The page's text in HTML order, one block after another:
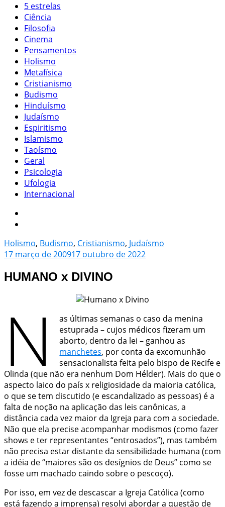
5 estrelas
Ciência
Filosofia
Cinema
Pensamentos
Holismo
Metafísica
Cristianismo
Budismo
Hinduísmo
Judaísmo
Espiritismo
Islamismo
Taoísmo
Geral
Psicologia
Ufologia
Internacional
Holismo, Budismo, Cristianismo, Judaísmo
17 março de 200917 outubro de 2022
HUMANO x DIVINO
N
as últimas semanas o caso da menina
estuprada – cujos médicos fizeram um
aborto, dentro da lei – ganhou as
manchetes, por conta da excomunhão
sensacionalista feita pelo bispo de Recife e
Olinda (que não era nenhum Dom Hélder). Mais do que o
aspecto laico do país x religiosidade da maioria católica,
o que se tem discutido (e escandalizado as pessoas) é a
falta de noção na aplicação das leis canônicas, a
distância cada vez maior da Igreja para com a sociedade.
Não que ela precise acompanhar modismos (como fazer
shows e ter representantes “entrosados”), mas também
não precisa estar distante da sensibilidade humana (com
a idéia de “maiores são os desígnios de Deus” como se
fosse um machado caindo sobre o pescoço).
Por isso, em vez de descascar a Igreja Católica (como
está fazendo a imprensa) resolvi abordar a questão de